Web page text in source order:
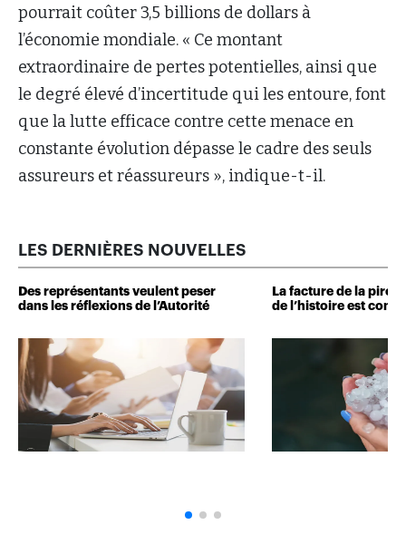
pourrait coûter 3,5 billions de dollars à
l’économie mondiale. « Ce montant
extraordinaire de pertes potentielles, ainsi que
le degré élevé d’incertitude qui les entoure, font
que la lutte efficace contre cette menace en
constante évolution dépasse le cadre des seuls
assureurs et réassureurs », indique-t-il.
LES DERNIÈRES NOUVELLES
Des représentants veulent peser
dans les réflexions de l’Autorité
La facture de la pire
de l’histoire est